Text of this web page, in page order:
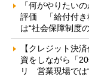
「何がやりたい
評価 「給付付き
は“社会保障制度
【クレジット決
資をしながら「
リ 営業現場では